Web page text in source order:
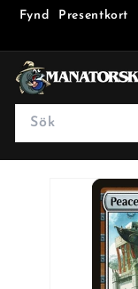
Fynd Presentkort
M
a
a
t
Search